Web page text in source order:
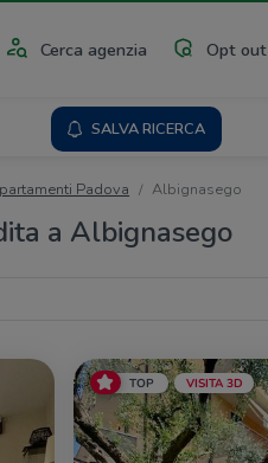
Cerca agenzia Opt out
SALVA RICERCA
Padova Albignasego
a Albignasego
TOP VISITA 3D